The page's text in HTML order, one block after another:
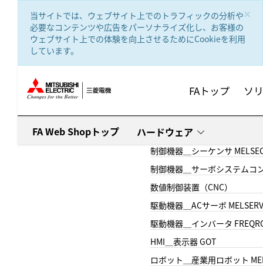
×
当サイトでは、ウェブサイト上でのトラフィックの分析や
必要なコンテンツや広告をパーソナライズ化し、お客様の
ウェブサイト上での体験を向上させるためにCookieを利用
しています。
FAトップ ソ
FA Web Shopトップ ハードウェア
制御機器＿シーケンサ
制御機器＿サーボシステムコ
数値制御装置（CNC）
駆動機器＿ACサーボ
駆動機器＿インバータ
HMI＿表示器 GOT
ロボット＿産業用ロボット